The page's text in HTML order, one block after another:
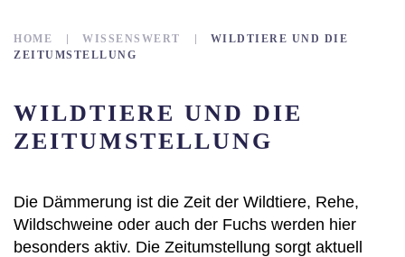
HOME WISSENSWERT
WILDTIERE UND DIE
ZEITUMSTELLUNG
WILDTIERE UND DIE
ZEITUMSTELLUNG
Die Dämmerung ist die Zeit der Wildtiere, Rehe,
Wildschweine oder auch der Fuchs werden hier
besonders aktiv. Die Zeitumstellung sorgt aktuell